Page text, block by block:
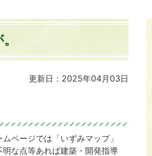
更新日：2025年04月03日
ページでは「いずみマップ」
な点等あれば建築・開発指導